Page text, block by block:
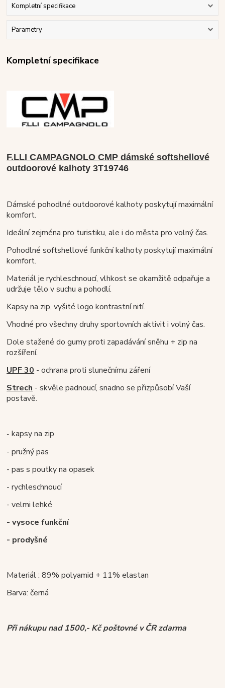
Kompletní specifikace
Parametry
Kompletní specifikace
F.LLI CAMPAGNOLO CMP dámské softshellové
outdoorové kalhoty 3T19746
Dámské pohodlné outdoorové kalhoty poskytují maximální
komfort.
Ideální zejména pro turistiku, ale i do města pro volný čas.
Pohodlné softshellové funkční kalhoty poskytují maximální
komfort.
Materiál je rychleschnoucí, vlhkost se okamžitě odpařuje a
udržuje tělo v suchu a pohodlí.
Kapsy na zip, vyšité logo kontrastní nití.
Vhodné pro všechny druhy sportovních aktivit i volný čas.
Dole stažené do gumy proti zapadávání sněhu + zip na
rozšíření.
UPF 30 - ochrana proti slunečnímu záření
Strech - skvěle padnoucí, snadno se přizpůsobí Vaší
postavě.
- kapsy na zip
- pružný pas
- pas s poutky na opasek
- rychleschnoucí
- velmi lehké
- vysoce funkční
- prodyšné
Materiál : 89% polyamid + 11% elastan
Barva: černá
Při nákupu nad 1500,- Kč poštovné v ČR zdarma